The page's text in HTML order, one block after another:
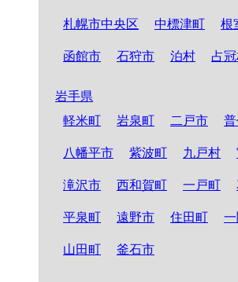
札幌市中央区 中標津町 根
函館市 石狩市 泊村 占
岩手県
軽米町
岩泉町 二戸市
八幡平市 紫波町 九戸村
滝沢市 西和賀町 一戸町
平泉町 遠野市 住田町
山田町 釜石市